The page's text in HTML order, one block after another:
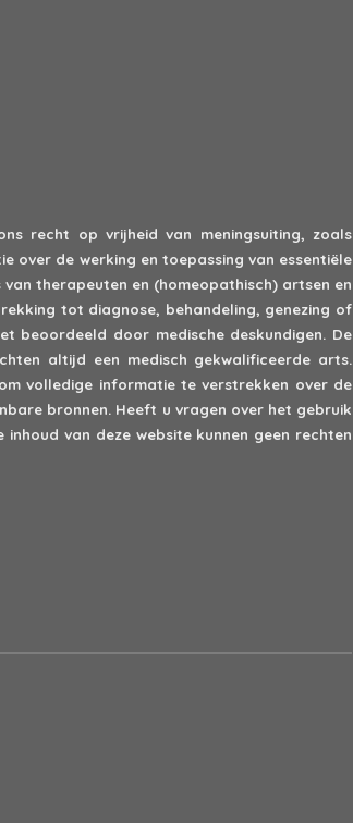
recht op vrijheid van meningsuiting, zoals
over de werking en toepassing van essentiële
therapeuten en (homeopathisch) artsen en
tot diagnose, behandeling, genezing of
beoordeeld door medische deskundigen. De
altijd een medisch gekwalificeerde arts.
volledige informatie te verstrekken over de
bronnen. Heeft u vragen over het gebruik
van deze website kunnen geen rechten